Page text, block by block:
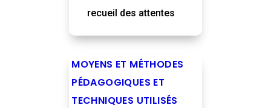
recueil des attentes
MOYENS ET MÉTHODES
PÉDAGOGIQUES ET
TECHNIQUES UTILISÉS